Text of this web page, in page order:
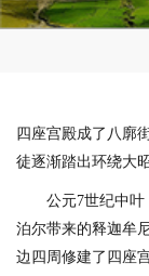
四座宫殿成了八廓
徒逐渐踏出环绕大
公元7世纪中叶
泊尔带来的释迦牟
边四周修建了四座